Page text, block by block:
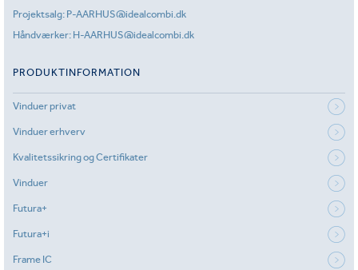
Projektsalg: P-AARHUS@idealcombi.dk
Håndværker: H-AARHUS@idealcombi.dk
PRODUKTINFORMATION
Vinduer privat
Vinduer erhverv
Kvalitetssikring og Certifikater
Vinduer
Futura+
Futura+i
Frame IC